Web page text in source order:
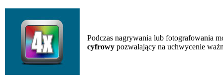
Podczas nagrywania lub fotografowania
cyfrowy pozwalający na uchwycenie